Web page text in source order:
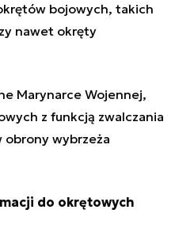
bojowych, takich
nawet okręty
Marynarce Wojennej,
z funkcją zwalczania
obrony wybrzeża
do okrętowych